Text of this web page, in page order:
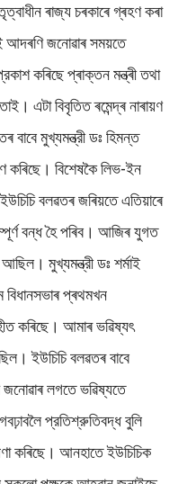
ৰাজ্য চৰকাৰে গ্ৰহণ কৰা
আদৰণি জনোৱাৰ সময়তে
কৰিছে প্ৰাক্তন মন্ত্ৰী তথা
এটা বিবৃতিত ৰমেন্দ্ৰ নাৰায়ণ
বাবে মুখ্যমন্ত্রী ডঃ হিমন্ত
কৰিছে। বিশেষকৈ লিভ-ইন
বলৱতৰ জৰিয়তে এতিয়াৰে
বন্ধ হৈ পৰিব। আজিৰ যুগত
মুখ্যমন্ত্রী ডঃ শৰ্মাই
বিধানসভাৰ প্ৰথমখন
কৰিছে। আমাৰ ভৱিষ্যৎ
ইউচিচি বলৱতৰ বাবে
জনোৱাৰ লগতে ভৱিষ্যতে
প্রতিশ্রুতিবদ্ধ বুলি
কৰিছে। আনহাতে ইউচিচিক